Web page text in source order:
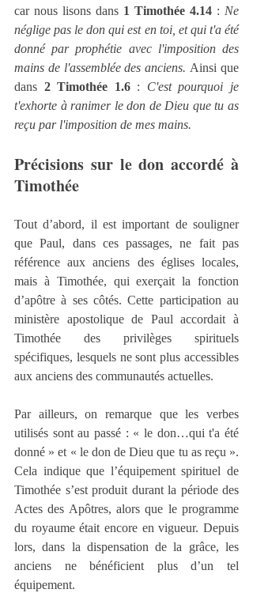
car nous lisons dans 1 Timothée 4.14 : Ne
néglige pas le don qui est en toi, et qui t'a été
donné par prophétie avec l'imposition des
mains de l'assemblée des anciens. Ainsi que
dans 2 Timothée 1.6 : C'est pourquoi je
t'exhorte à ranimer le don de Dieu que tu as
reçu par l'imposition de mes mains.
Précisions sur le don accordé à
Timothée
Tout d’abord, il est important de souligner
que Paul, dans ces passages, ne fait pas
référence aux anciens des églises locales,
mais à Timothée, qui exerçait la fonction
d’apôtre à ses côtés. Cette participation au
ministère apostolique de Paul accordait à
Timothée des privilèges spirituels
spécifiques, lesquels ne sont plus accessibles
aux anciens des communautés actuelles.
Par ailleurs, on remarque que les verbes
utilisés sont au passé : « le don…qui t'a été
donné » et « le don de Dieu que tu as reçu ».
Cela indique que l’équipement spirituel de
Timothée s’est produit durant la période des
Actes des Apôtres, alors que le programme
du royaume était encore en vigueur. Depuis
lors, dans la dispensation de la grâce, les
anciens ne bénéficient plus d’un tel
équipement.